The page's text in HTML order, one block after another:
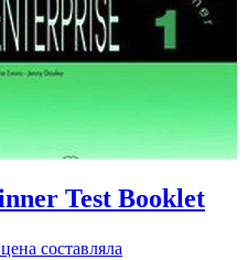
Test Booklet
составляла